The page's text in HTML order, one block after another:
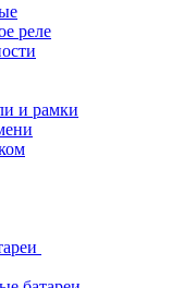
реле
и рамки